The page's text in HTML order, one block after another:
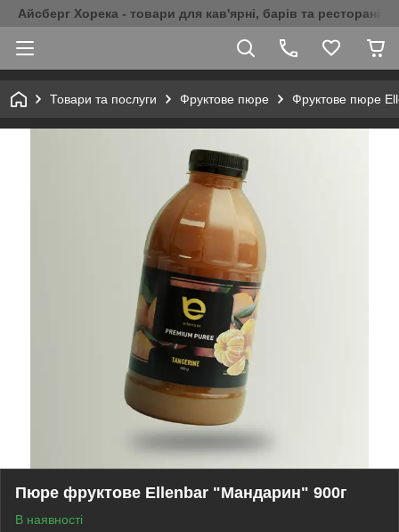
Айсберг Хорека - товари для кав'ярні, барів та ресторанів
Товари та послуги Фруктове пюре Фруктове пюре
Пюре фруктове Ellenbar "Мандарин" 900г
В наявності